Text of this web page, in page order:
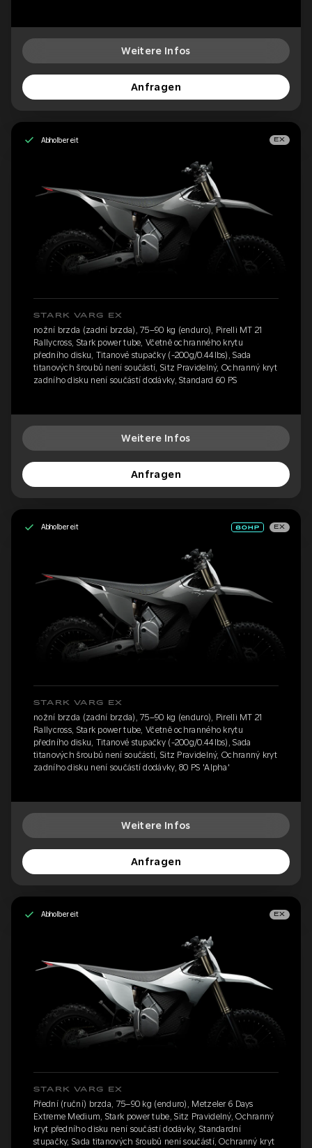
Weitere Infos
Anfragen
Abholbereit EX
STARK VARG EX
nožní brzda (zadní brzda), 75–90 kg (enduro), Pirelli MT 21
Rallycross, Stark power tube, Včetně ochranného krytu
předního disku, Titanové stupačky (-200g/0.44lbs), Sada
titanových šroubů není součástí, Sitz Pravidelný, Ochranný kryt
zadního disku není součástí dodávky, Standard 60 PS
Weitere Infos
Anfragen
Abholbereit EX
STARK VARG EX
nožní brzda (zadní brzda), 75–90 kg (enduro), Pirelli MT 21
Rallycross, Stark power tube, Včetně ochranného krytu
předního disku, Titanové stupačky (-200g/0.44lbs), Sada
titanových šroubů není součástí, Sitz Pravidelný, Ochranný kryt
zadního disku není součástí dodávky, 80 PS 'Alpha'
Weitere Infos
Anfragen
Abholbereit EX
STARK VARG EX
Přední (ruční) brzda, 75–90 kg (enduro), Metzeler 6 Days
Extreme Medium, Stark power tube, Sitz Pravidelný, Ochranný
kryt předního disku není součástí dodávky, Standardní
stupačky, Sada titanových šroubů není součástí, Ochranný kryt